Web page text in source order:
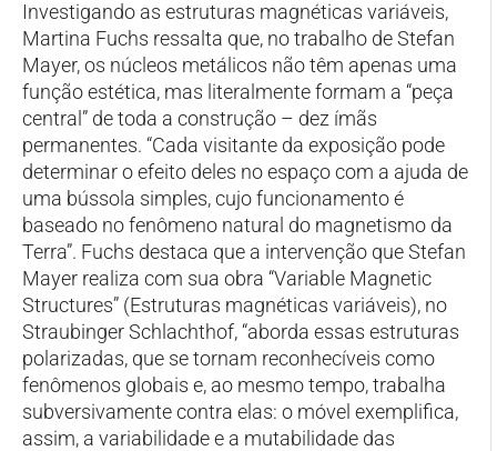
Investigando as estruturas magnéticas variáveis,
Martina Fuchs ressalta que, no trabalho de Stefan
Mayer, os núcleos metálicos não têm apenas uma
função estética, mas literalmente formam a “peça
central” de toda a construção – dez ímãs
permanentes. “Cada visitante da exposição pode
determinar o efeito deles no espaço com a ajuda de
uma bússola simples, cujo funcionamento é
baseado no fenômeno natural do magnetismo da
Terra”. Fuchs destaca que a intervenção que Stefan
Mayer realiza com sua obra “Variable Magnetic
Structures” (Estruturas magnéticas variáveis), no
Straubinger Schlachthof, “aborda essas estruturas
polarizadas, que se tornam reconhecíveis como
fenômenos globais e, ao mesmo tempo, trabalha
subversivamente contra elas: o móvel exemplifica,
assim, a variabilidade e a mutabilidade das